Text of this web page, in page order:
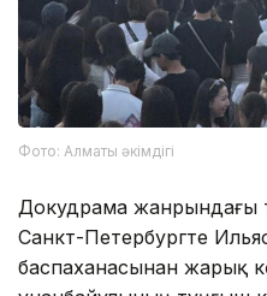
Фото: Алматы әкімдігі
Докудрама
Санкт-Петербургте
баспаханасынан жарық